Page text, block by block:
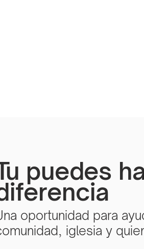
puedes
oportunidad para
iglesia y